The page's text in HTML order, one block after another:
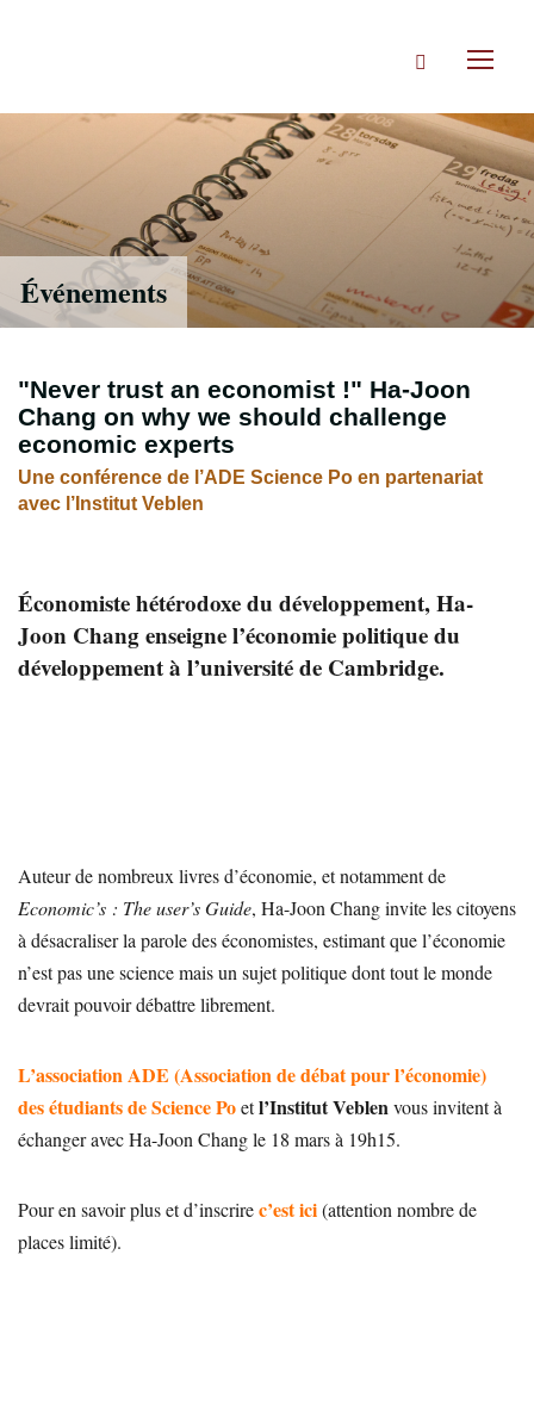
Rechercher
Événements
"Never trust an economist !" Ha-Joon
Chang on why we should challenge
economic experts
Une conférence de l’ADE Science Po en partenariat
avec l’Institut Veblen
Économiste hétérodoxe du développement, Ha-
Joon Chang enseigne l’économie politique du
développement à l’université de Cambridge.
Auteur de nombreux livres d’économie, et notamment de
Economic’s : The user’s Guide, Ha-Joon Chang invite les citoyens
à désacraliser la parole des économistes, estimant que l’économie
n’est pas une science mais un sujet politique dont tout le monde
devrait pouvoir débattre librement.
L’association ADE (Association de débat pour l’économie)
des étudiants de Science Poetl’Institut Veblenvous invitent à
échanger avec Ha-Joon Chang le 18 mars à 19h15.
Pour en savoir plus et d’inscrirec’est ici(attention nombre de
places limité).